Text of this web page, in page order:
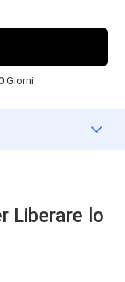
Giorni
Liberare lo